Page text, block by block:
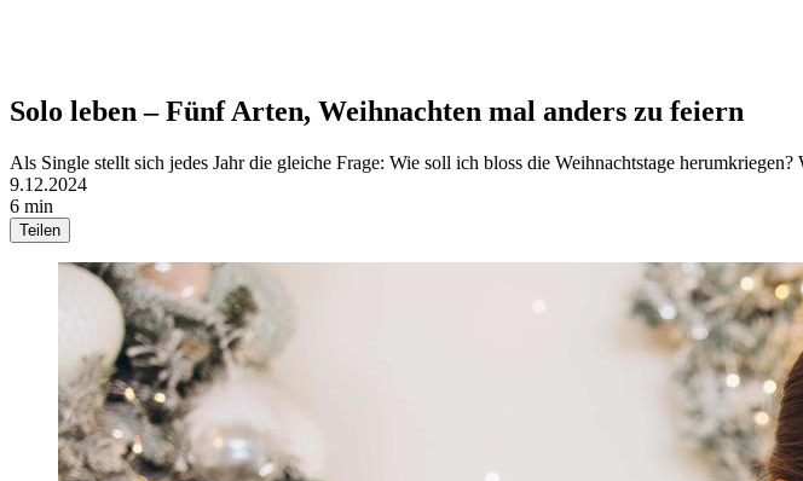
Solo leben – Fünf Arten, Weihnachten mal anders zu feiern
Als Single stellt sich jedes Jahr die gleiche Frage: Wie soll ich bloss die Weihnachtstage
9.12.2024
6 min
Teilen